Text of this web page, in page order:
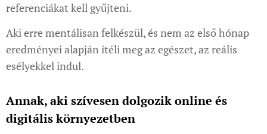
referenciákat kell gyűjteni.
Aki erre mentálisan felkészül, és nem az első hónap
eredményei alapján ítéli meg az egészet, az reális
esélyekkel indul.
Annak, aki szívesen dolgozik online és
digitális környezetben